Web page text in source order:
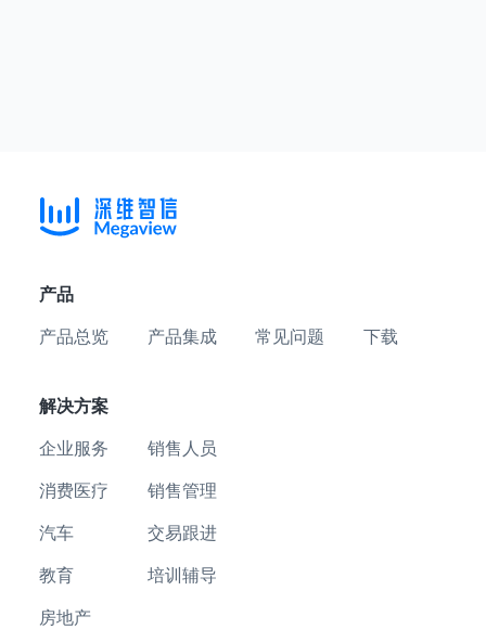
产品
产品总览 产品集成 常见问题 下载
解决方案
企业服务
消费医疗
汽车
教育
房地产
销售人员
销售管理
交易跟进
培训辅导